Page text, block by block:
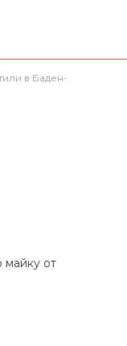
в Баден-
майку от